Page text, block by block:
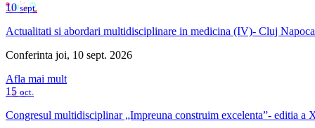
10sept.
Actualitati si abordari multidisciplinare in medicina (IV)- Cluj Napoca
Conferinta joi, 10 sept. 2026
Afla mai mult
15 oct.
Congresul multidisciplinar „Impreuna construim excelenta”- editia a